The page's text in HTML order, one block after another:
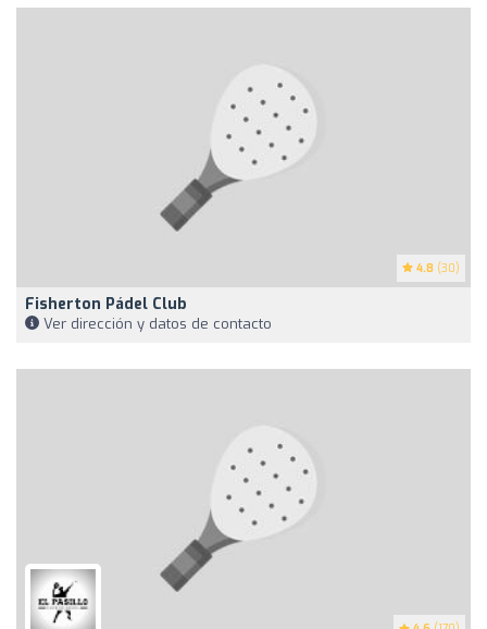
4.8 (30)
Fisherton Pádel Club
Ver dirección y datos de contacto